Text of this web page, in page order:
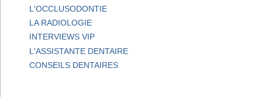
L'OCCLUSODONTIE
LA RADIOLOGIE
INTERVIEWS VIP
L'ASSISTANTE DENTAIRE
CONSEILS DENTAIRES